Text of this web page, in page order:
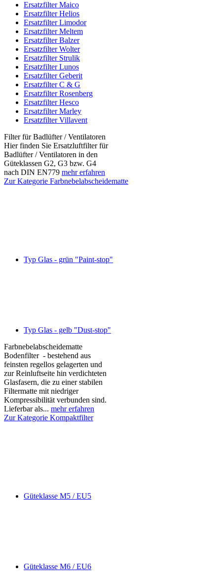
Ersatzfilter Maico
Ersatzfilter Helios
Ersatzfilter Limodor
Ersatzfilter Meltem
Ersatzfilter Balzer
Ersatzfilter Wolter
Ersatzfilter Strulik
Ersatzfilter Lunos
Ersatzfilter Geberit
Ersatzfilter C & G
Ersatzfilter Rosenberg
Ersatzfilter Hesco
Ersatzfilter Marley
Ersatzfilter Villavent
Filter für Badlüfter / Ventilatoren
Hier finden Sie Ersatzluftfilter für
Badlüfter / Ventilatoren in den
Güteklassen G2, G3 bzw. G4
nach DIN EN779 mehr erfahren
Zur Kategorie Farbnebelabscheidematte
Typ Glas - grün "Paint-stop"
Typ Glas - gelb "Dust-stop"
Farbnebelabscheidematte
Bodenfilter - bestehend aus
feinsten regellos gelagerten und
zur Reinluftseite hin verdichteten
Glasfasern, die zu einer stabilen
Filtermatte mit niedriger
Kompressibilität verbunden sind.
Lieferbar als... mehr erfahren
Zur Kategorie Kompaktfilter
Güteklasse M5 / EU5
Güteklasse M6 / EU6